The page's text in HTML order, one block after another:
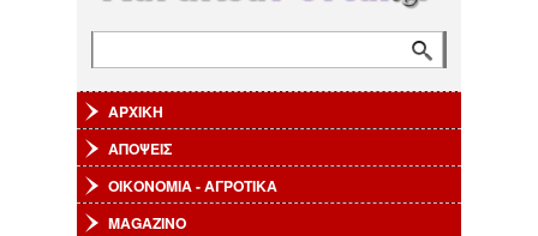
ΑΡΧΙΚΗ
ΑΠΟΨΕΙΣ
ΟΙΚΟΝΟΜΙΑ - ΑΓΡΟΤΙΚΑ
MAGAZINO